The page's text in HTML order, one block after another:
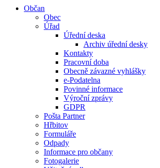
Občan
Obec
Úřad
Úřední deska
Archiv úřední desky
Kontakty
Pracovní doba
Obecně závazné vyhlášky
e-Podatelna
Povinné informace
Výroční zprávy
GDPR
Pošta Partner
Hřbitov
Formuláře
Odpady
Informace pro občany
Fotogalerie